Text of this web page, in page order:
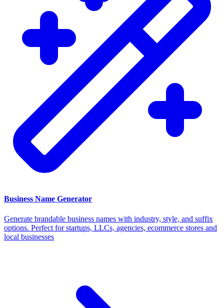
Business Name Generator
Generate brandable business names with industry, style, and suffix
options. Perfect for startups, LLCs, agencies, ecommerce stores and
local businesses